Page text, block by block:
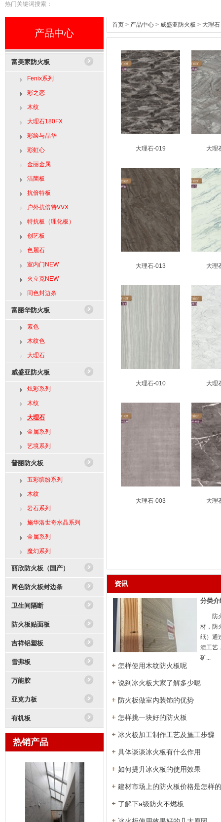
热门关键词搜索：
产品中心
富美家防火板
Fenix系列
彩之恋
木纹
大理石180FX
彩绘与晶华
彩虹心
金丽金属
洁菌板
抗倍特板
户外抗倍特VVX
特抗板（理化板）
创艺板
色麗石
室内门NEW
火立克NEW
同色封边条
富丽华防火板
素色
木纹色
大理石
威盛亚防火板
炫彩系列
木纹
大理石
金属系列
艺境系列
普丽防火板
五彩缤纷系列
木纹
岩石系列
施华洛世奇水晶系列
金属系列
魔幻系列
丽欣防火板（国产）
同色防火板封边条
卫生间隔断
防火板贴面板
吉祥铝塑板
雪弗板
万能胶
亚克力板
有机板
热销产品
首页 > 产品中心 > 威盛亚防火板 > 大理石
大理石-019 大理
大理石-013 大理
大理石-010 大理
大理石-003 大理
资讯
分类介
防火
材，防
纸）通
渍工艺
矿...
怎样使用木纹防火板呢
说到冰火板大家了解多少呢
防火板做室内装饰的优势
怎样挑一块好的防火板
冰火板加工制作工艺及施工步骤
具体谈谈冰火板有什么作用
如何提升冰火板的使用效果
建材市场上的防火板价格是怎样的
了解下a级防火不燃板